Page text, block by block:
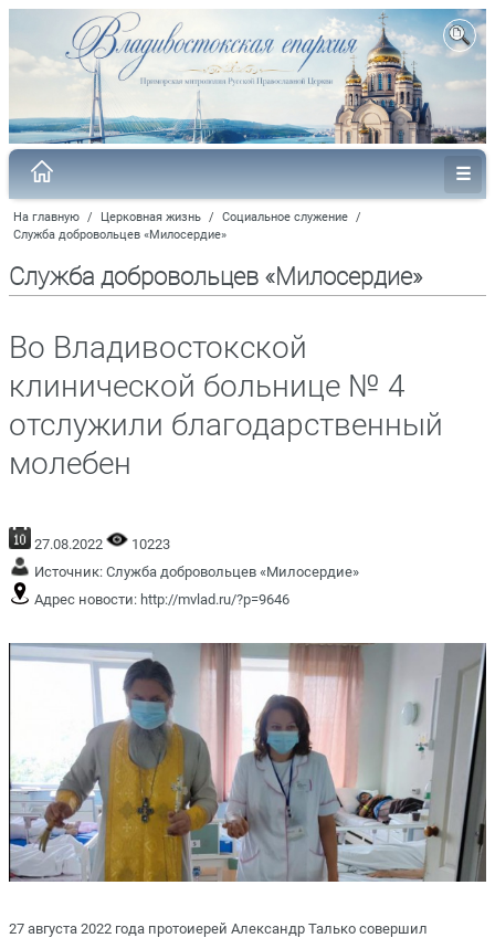
На главную / Церковная жизнь / Социальное служение /
Служба добровольцев «Милосердие»
Служба добровольцев «Милосердие»
Во Владивостокской
клинической больнице № 4
отслужили благодарственный
молебен
27.08.2022
10223
Источник: Служба добровольцев «Милосердие»
Адрес новости: http://mvlad.ru/?p=9646
27 августа 2022 года протоиерей Александр Талько совершил